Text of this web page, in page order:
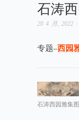
石涛
20 4 月, 2022
专题–西园
石涛西园雅集